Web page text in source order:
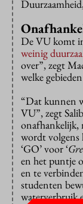
De VU komt
weinig
over”, zegt
welke
“Dat kunnen
VU”, zegt
onafhankelijk,
wordt volgens
‘GO’ voor ‘
en het puntje
en te
studenten
waterverbruik